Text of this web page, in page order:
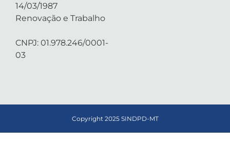
14/03/1987
Renovação e Trabalho
CNPJ: 01.978.246/0001-
03
Copyright 2025 SINDPD-MT